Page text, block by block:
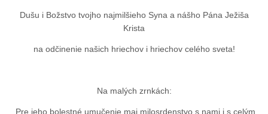
Dušu i Božstvo tvojho najmilšieho Syna a nášho Pána Ježiša
Krista
na odčinenie našich hriechov i hriechov celého sveta!
Na malých zrnkách:
Pre jeho bolestné umučenie maj milosrdenstvo s nami i s celým